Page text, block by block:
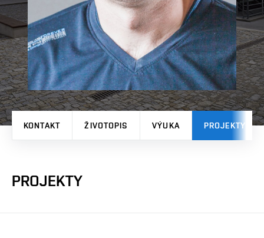
KONTAKT ŽIVOTOPIS VÝUKA PROJEKTY
PROJEKTY